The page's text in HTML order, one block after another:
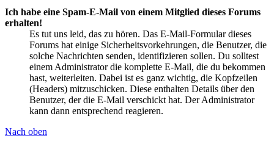
Ich habe eine Spam-E-Mail von einem Mitglied dieses Forums
erhalten!
Es tut uns leid, das zu hören. Das E-Mail-Formular dieses
Forums hat einige Sicherheitsvorkehrungen, die Benutzer, die
solche Nachrichten senden, identifizieren sollen. Du solltest
einem Administrator die komplette E-Mail, die du bekommen
hast, weiterleiten. Dabei ist es ganz wichtig, die Kopfzeilen
(Headers) mitzuschicken. Diese enthalten Details über den
Benutzer, der die E-Mail verschickt hat. Der Administrator
kann dann entsprechend reagieren.
Nach oben